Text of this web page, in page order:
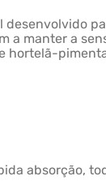
manter a
absorção,